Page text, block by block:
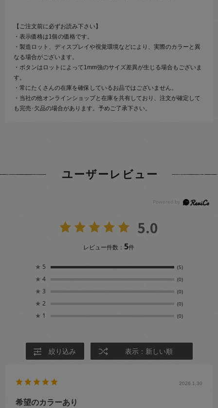
【ご注文前に必ずお読み下さい】
・表示価格は1個の価格です。
・製造ロット、ディスプレイや視覚環境などにより、実際のカラーと異
なる場合がございます。
・ボタンはロットによって1mm強のサイズ差異が生じる場合もございま
す。
・常にたくさんの在庫を確保しているお品ではございません。
・当社の他オンラインショップと在庫を共有しており、注文が確定して
も完売･欠品の場合があります。予めご了承下さい。
ユーザーレビュー
5.0
レビュー件数：5件
★ 5 (5)
★ 4 (0)
★ 3 (0)
★ 2 (0)
★ 1 (0)
絞り込み 表示：新しい順
2026.1.30
希望のカラーあり